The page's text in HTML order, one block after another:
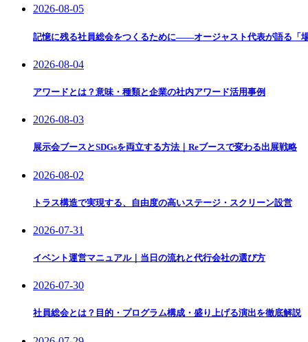
2026-08-05
記憶に残る社員総会をつくるために——オージャスト代表が語る「
2026-08-04
アワードとは？意味・種類と企業の社内アワード活用事例
2026-08-03
展示会ブースとSDGsを両立する方法｜Reブースで変わる出展戦略
2026-08-02
トラス構造で実現する、自由度の高いステージ・スクリーン設営
2026-07-31
イベント運営マニュアル｜当日の流れと代行会社の選び方
2026-07-30
社員総会とは？目的・プログラム構成・盛り上げる演出を徹底解説